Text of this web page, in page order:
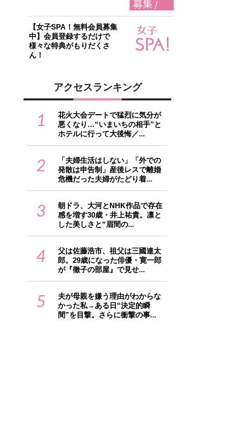
【女子SPA！無料会員募集
中】会員登録するだけで
様々な特典がもりだくさ
ん！
アクセスランキング
1
花火大会デートで猛烈に気分が
悪くなり…“いまいちの相手”と
ホテルに行って大後悔／...
2
「夫婦生活はしない」「外での
発散は申告制」産後レスで離婚
危機だった夫婦がたどり着...
3
朝ドラ、大河とNHK作品で存在
感を増す30歳・井上祐貴。凛と
した美しさと“眉間の...
4
父は佐藤浩市、祖父は三國連太
郎。29歳になった俳優・寛一郎
が『徹子の部屋』で見せ...
5
夫が母親を嫌う理由がわからな
かった私→ある日“決定的瞬
間”を目撃。さらに衝撃の事...